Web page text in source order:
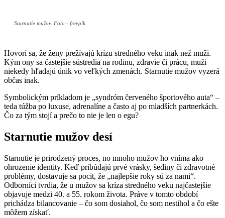
Starnutie mužov. Foto - freepik
Hovorí sa, že ženy prežívajú krízu stredného veku inak než muži.
Kým ony sa častejšie sústredia na rodinu, zdravie či prácu, muži
niekedy hľadajú únik vo veľkých zmenách. Starnutie mužov vyzerá
občas inak.
Symbolickým príkladom je „syndróm červeného športového auta“ –
teda túžba po luxuse, adrenalíne a často aj po mladších partnerkách.
Čo za tým stojí a prečo to nie je len o egu?
Starnutie mužov desí
Starnutie je prirodzený proces, no mnoho mužov ho vníma ako
ohrozenie identity. Keď pribúdajú prvé vrásky, šediny či zdravotné
problémy, dostavuje sa pocit, že „najlepšie roky sú za nami“.
Odborníci tvrdia, že u mužov sa kríza stredného veku najčastejšie
objavuje medzi 40. a 55. rokom života. Práve v tomto období
prichádza bilancovanie – čo som dosiahol, čo som nestihol a čo ešte
môžem získať.